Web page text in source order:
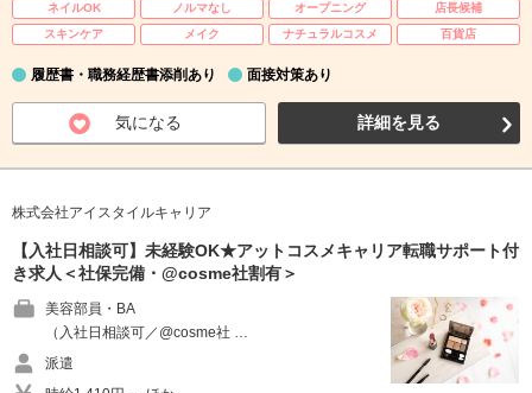
ネイルOK
ノルマなし オープニング
店長候補
スキンケア
メイク ナチュラルコスメ 百貨店
履歴書・職務経歴書添削あり 面接対策あり
気になる 詳細を見る
株式会社アイスタイルキャリア
【入社日相談可】未経験OK★アットコスメキャリア転職サポート付
き求人＜社保完備・@cosme社割有＞
美容部員・BA
（入社日相談可／@cosme社 …
派遣